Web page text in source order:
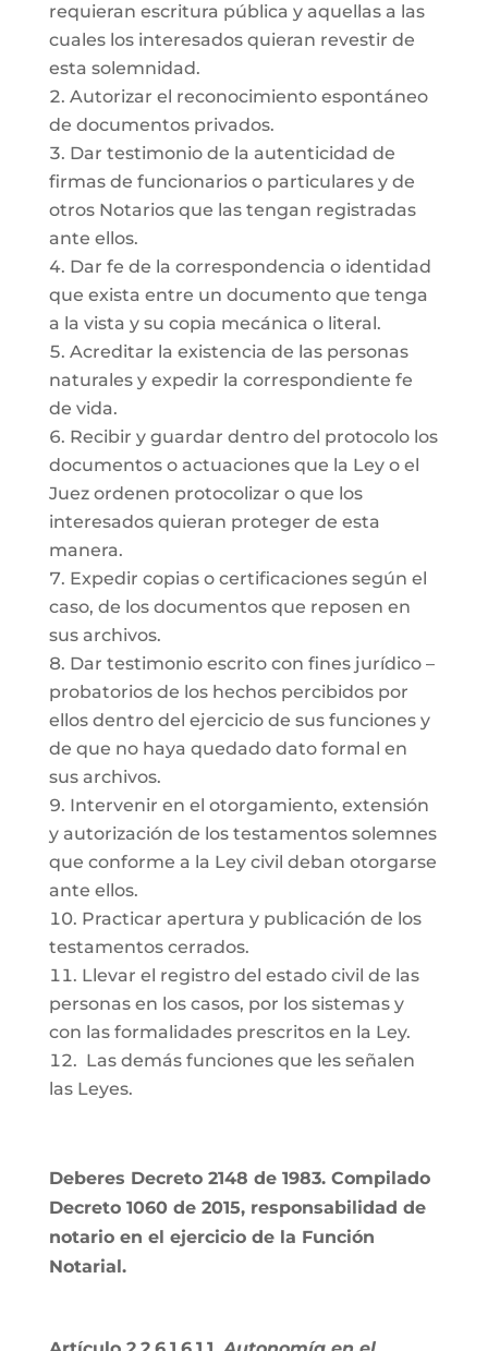
requieran escritura pública y aquellas a las
cuales los interesados quieran revestir de
esta solemnidad.
Autorizar el reconocimiento espontáneo
de documentos privados.
Dar testimonio de la autenticidad de
firmas de funcionarios o particulares y de
otros Notarios que las tengan registradas
ante ellos.
Dar fe de la correspondencia o identidad
que exista entre un documento que tenga
a la vista y su copia mecánica o literal.
Acreditar la existencia de las personas
naturales y expedir la correspondiente fe
de vida.
Recibir y guardar dentro del protocolo los
documentos o actuaciones que la Ley o el
Juez ordenen protocolizar o que los
interesados quieran proteger de esta
manera.
Expedir copias o certificaciones según el
caso, de los documentos que reposen en
sus archivos.
Dar testimonio escrito con fines jurídico –
probatorios de los hechos percibidos por
ellos dentro del ejercicio de sus funciones y
de que no haya quedado dato formal en
sus archivos.
Intervenir en el otorgamiento, extensión
y autorización de los testamentos solemnes
que conforme a la Ley civil deban otorgarse
ante ellos.
Practicar apertura y publicación de los
testamentos cerrados.
Llevar el registro del estado civil de las
personas en los casos, por los sistemas y
con las formalidades prescritos en la Ley.
Las demás funciones que les señalen
las Leyes.
Deberes Decreto 2148 de 1983. Compilado
Decreto 1060 de 2015, responsabilidad de
notario en el ejercicio de la Función
Notarial.